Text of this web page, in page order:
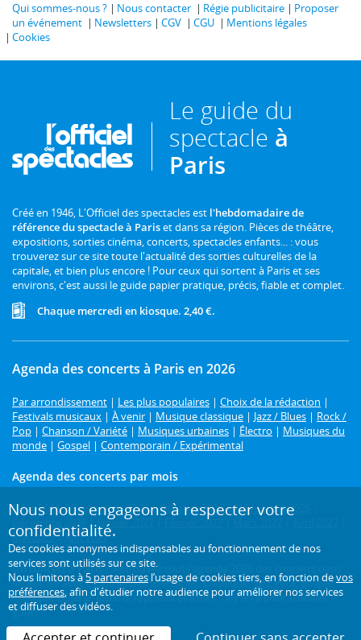
Qui sommes-nous ? Nous contacter Régie publicitaire
Proposer
un événement
Newsletters CGV CGU
Mentions légales
Cookies
Le guide du
spectacle à
Paris
Créé en 1946, L'Officiel des spectacles est l'hebdomadaire de
référence du spectacle à Pariset dans sa région. Pièces de théâtre,
expositions, sorties cinéma, concerts, spectacles enfants... : vous
trouverez sur ce site toute l'actualité des sorties culturelles de la
capitale, et bien plus encore ! Pour ceux qui sortent à Paris et ses
environs, c'est aussi le guide papier pratique, précis, fiable et complet.
Chaque mercredi en kiosque. 2,40 €.
Agenda des concerts à Paris en 2026
Par arrondissement | Les plus populaires | Choix de la rédaction |
Festivals musicaux | À venir | Musique classique | Jazz / Blues | Rock /
Pop | Chanson / Variété | Musiques urbaines | Électro | Musiques du
monde | Gospel | Contemporain / Expérimental
Agenda des concerts par mois
Août 2026| Septembre 2026|Octobre 2026|Novembre 2026
Décembre 2026
| Janvier 2027 Février 2027
Mai 2027| Juin 2027
Un concert à Paris ?Retrouvez tout l'agenda 2026 des concerts dans
la capitale avec L'Officiel des spectacles. Classique, jazz, rock, gospel,
musique tzigane, électro, rap, soul et funk... : il y en a pour tous les
goûts !
Nous nous engageons à respecter votre
confidentialité.
Des cookies anonymes indispensables au fonctionnement de nos
services sont utilisés sur ce site.
Nous limitons à 5 partenaires l’usage de cookies tiers, en fonction devos
préférences, afin d'étudier notre audience pour améliorer nos services
et diffuser des vidéos.